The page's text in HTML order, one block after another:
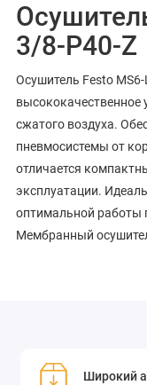
3/8-P40-Z
Осушитель Festo
высококачественное
сжатого воздуха.
пневмосистемы от
отличается
эксплуатации.
оптимальной работы
Мембранный
Широкий